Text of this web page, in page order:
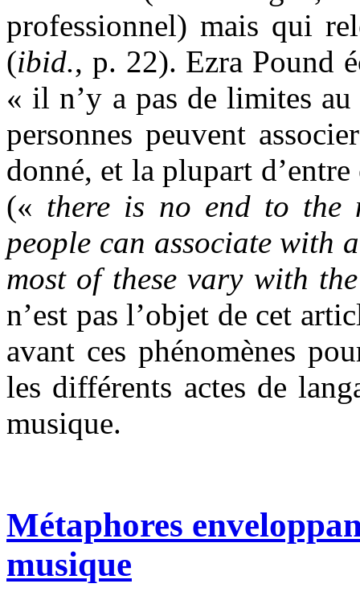
professionnel) mais qui
(ibid., p. 22). Ezra Pound
« il n’y a pas de limites
personnes peuvent
donné, et la plupart
(« there is no end to the
people can associate with
most of these vary with
n’est pas l’objet de cet
avant ces phénomènes
les différents actes de
musique.
Métaphores
musique